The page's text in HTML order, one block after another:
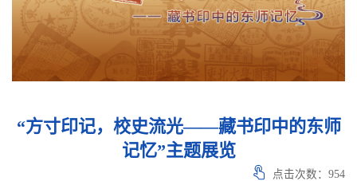
“方寸印记，校史流光——藏书印中的东师
记忆”主题展览
点击次数： 954